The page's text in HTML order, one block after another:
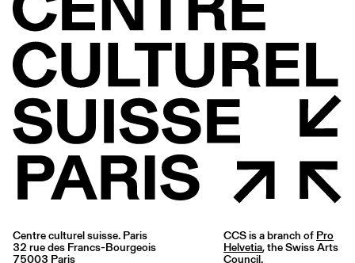
Centre culturel suisse. Paris
32 rue des Francs-Bourgeois
75003 Paris
CCS is a branch of Pro
Helvetia, the Swiss Arts
Council.